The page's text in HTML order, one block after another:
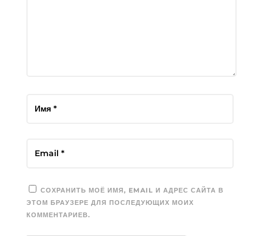
СОХРАНИТЬ МОЁ ИМЯ, EMAIL И АДРЕС САЙТА В
ЭТОМ БРАУЗЕРЕ ДЛЯ ПОСЛЕДУЮЩИХ МОИХ
КОММЕНТАРИЕВ.